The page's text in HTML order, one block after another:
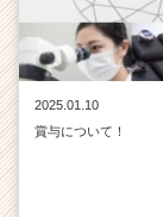
2025.01.10
賞与について！